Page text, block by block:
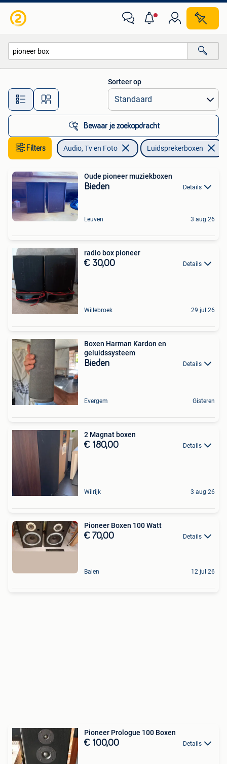
Alle afstanden…
Sorteer op
Bewaar je zoekopdracht
Filters Audio, Tv en Foto Luidsprekerboxen
Oude pioneer muziekboxen
Bieden Details
Leuven 3 aug 26
radio box pioneer
€ 30,00 Details
Willebroek 29 jul 26
Boxen Harman Kardon en
geluidssysteem
Bieden Details
Evergem Gisteren
2 Magnat boxen
€ 180,00 Details
Wilrijk 3 aug 26
Pioneer Boxen 100 Watt
€ 70,00 Details
Balen 12 jul 26
Pioneer Prologue 100 Boxen
€ 100,00 Details